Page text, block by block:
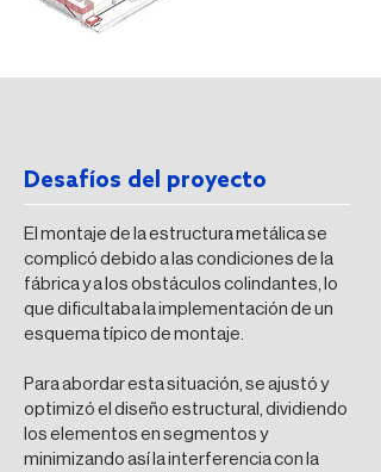
Desafíos del proyecto
El montaje de la estructura metálica se
complicó debido a las condiciones de la
fábrica y a los obstáculos colindantes, lo
que dificultaba la implementación de un
esquema típico de montaje.
Para abordar esta situación, se ajustó y
optimizó el diseño estructural, dividiendo
los elementos en segmentos y
minimizando así la interferencia con la